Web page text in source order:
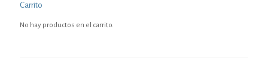
Carrito
No hay productos en el carrito.